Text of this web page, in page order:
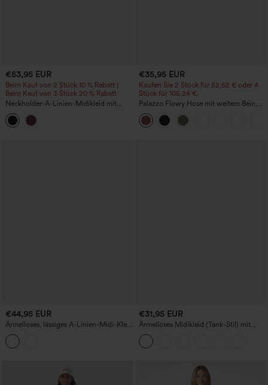
€53,95 EUR
Beim Kauf von 2 Stück 10 % Rabatt |
Beim Kauf von 3 Stück 20 % Rabatt
Neckholder-A-Linien-Midikleid mit
Bindeband am Rücken und Taschen
€35,95 EUR
Kaufen Sie 2 Stück für 52,62 € oder 4
Stück für 105,24 €.
Palazzo Flowy Hose mit weitem Bein,
mittelhohem elastischem Bund,
Kordelzug und Seitentaschen
€44,95 EUR
Ärmelloses, lässiges A-Linien-Midi-Kleid
mit V-Ausschnitt und Taschen
€31,95 EUR
Ärmelloses Midikleid (Tank-Stil) mit
Rundhalsausschnitt, Crinkle-Vichy-Karo
und Taschen